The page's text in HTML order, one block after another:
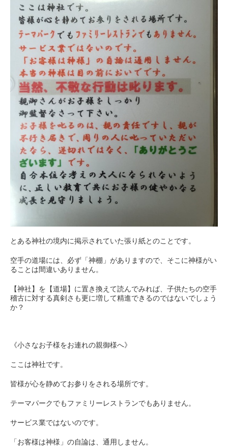
とある神社の境内に掲示されていた張り紙とのことです。
空手の道場には、必ず「神棚」がありますので、そこに神様がい
ることは間違いありません。
【神社】を【道場】に置き換えて読んでみれば、子供たちの空手
稽古に対する真剣さも更に増して精進できるのではないでしょう
か？
《小さなお子様をお連れの親御様へ》
ここは神社です。
皆様が心を静めてお参りをされる場所です。
テーマパークでもファミリーレストランでもありません。
サービス業ではないのです。
「お客様は神様」の自論は、通用しません。